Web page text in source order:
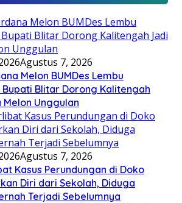
Agustus 7, 2026
Melon BUMDes Lembu
Bupati Blitar Dorong Kalitengah
Melon Unggulan
Agustus 7, 2026
Kasus Perundungan di Doko
Diri dari Sekolah, Diduga
Terjadi Sebelumnya